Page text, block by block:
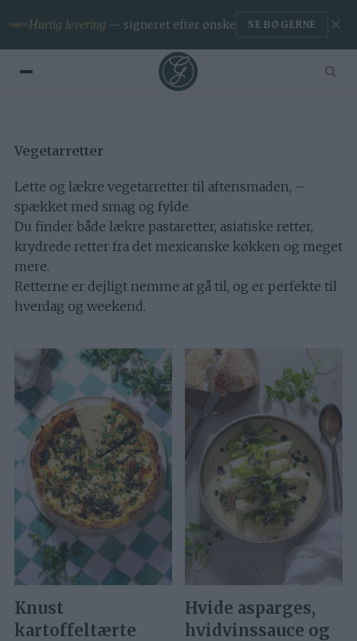
Hurtig levering — signeret efter ønske SE BØGERNE ✕
Vegetarretter
Lette og lækre vegetarretter til aftensmaden, –
spækket med smag og fylde.
Du finder både lækre pastaretter, asiatiske retter,
krydrede retter fra det mexicanske køkken og meget
mere.
Retterne er dejligt nemme at gå til, og er perfekte til
hverdag og weekend.
Knust
kartoffeltærte
Hvide asparges,
hvidvinssauce og